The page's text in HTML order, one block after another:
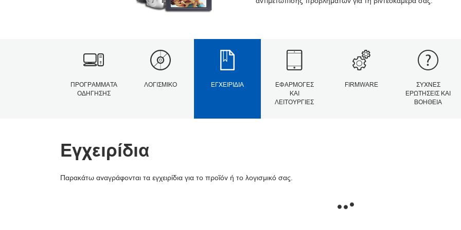
ΠΡΟΓΡΆΜΜΑΤΑ
ΟΔΉΓΗΣΗΣ
ΛΟΓΙΣΜΙΚΌ ΕΓΧΕΙΡΊΔΙΑ
ΕΦΑΡΜΟΓΈΣ
ΚΑΙ
ΛΕΙΤΟΥΡΓΊΕΣ
FIRMWARE
ΣΥΧΝΈΣ
ΕΡΩΤΉΣΕΙΣ ΚΑΙ
ΒΟΉΘΕΙΑ
Εγχειρίδια
Παρακάτω αναγράφονται τα εγχειρίδια για το προϊόν ή το λογισμικό σας.